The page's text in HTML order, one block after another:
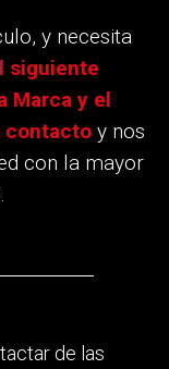
y necesita
siguiente
Marca y el
contactoy nos
con la mayor
de las